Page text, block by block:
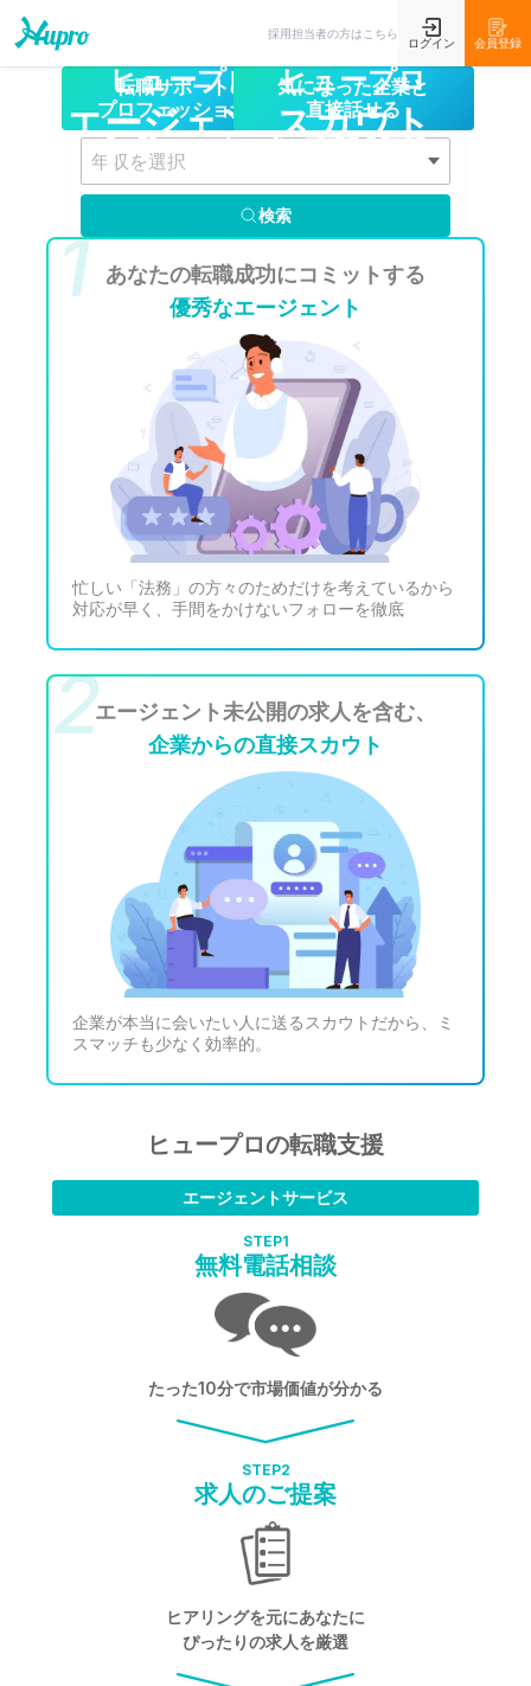
採用担当者の方はこちら
ログイン 会員登録
勤務地を選択
年収を選択
検索
法務
部門への
転職は、専門特化の
ヒュープロ
転職サポートの
プロフェッショナル
ヒュープロ
エージェント
気になった企業と
直接話せる
ヒュープロ
スカウト
ヒュープロが選ばれる理由
幅広い求人と詳しい情報の提供ができます
あなたの転職成功にコミットする
優秀なエージェント
忙しい「法務」の方々のためだけを考えているから
対応が早く、手間をかけないフォローを徹底
エージェント未公開の求人を含む、
企業からの直接スカウト
企業が本当に会いたい人に送るスカウトだから、ミ
スマッチも少なく効率的。
ヒュープロの転職支援
エージェントサービス
STEP1
無料電話相談
たった10分で市場価値が分かる
STEP2
求人のご提案
ヒアリングを元にあなたに
ぴったりの求人を厳選